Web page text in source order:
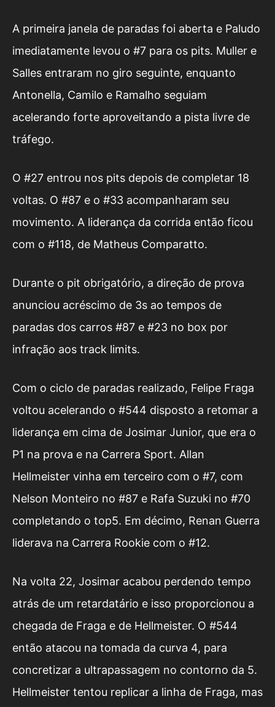
A primeira janela de paradas foi aberta e Paludo
imediatamente levou o #7 para os pits. Muller e
Salles entraram no giro seguinte, enquanto
Antonella, Camilo e Ramalho seguiam
acelerando forte aproveitando a pista livre de
tráfego.
O #27 entrou nos pits depois de completar 18
voltas. O #87 e o #33 acompanharam seu
movimento. A liderança da corrida então ficou
com o #118, de Matheus Comparatto.
Durante o pit obrigatório, a direção de prova
anunciou acréscimo de 3s ao tempos de
paradas dos carros #87 e #23 no box por
infração aos track limits.
Com o ciclo de paradas realizado, Felipe Fraga
voltou acelerando o #544 disposto a retomar a
liderança em cima de Josimar Junior, que era o
P1 na prova e na Carrera Sport. Allan
Hellmeister vinha em terceiro com o #7, com
Nelson Monteiro no #87 e Rafa Suzuki no #70
completando o top5. Em décimo, Renan Guerra
liderava na Carrera Rookie com o #12.
Na volta 22, Josimar acabou perdendo tempo
atrás de um retardatário e isso proporcionou a
chegada de Fraga e de Hellmeister. O #544
então atacou na tomada da curva 4, para
concretizar a ultrapassagem no contorno da 5.
Hellmeister tentou replicar a linha de Fraga, mas